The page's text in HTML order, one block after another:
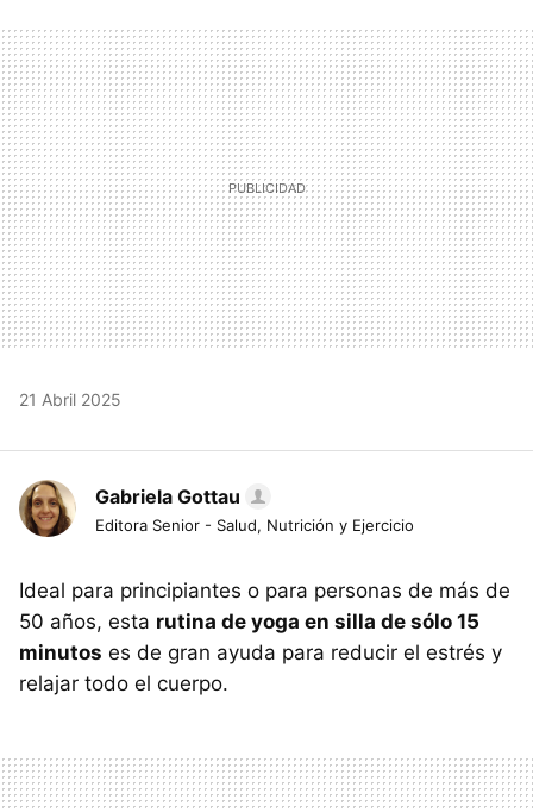
MAIL
21 Abril 2025
Gabriela Gottau
Editora Senior - Salud, Nutrición y Ejercicio
Ideal para principiantes o para personas de más de
50 años, esta rutina de yoga en silla de sólo 15
minutos es de gran ayuda para reducir el estrés y
relajar todo el cuerpo.